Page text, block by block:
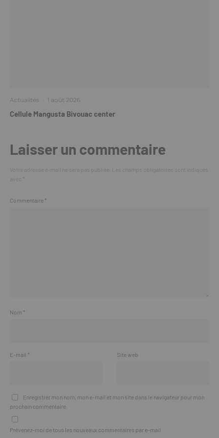
Actualités · 1 août 2026
Cellule Mangusta Bivouac center
Laisser un commentaire
Commentaire *
Nom *
E-mail * Site web
Enregistrer mon nom, mon e-mail et mon site dans le navigateur pour mon
prochain commentaire.
Prévenez-moi de tous les nouveaux commentaires par e-mail.